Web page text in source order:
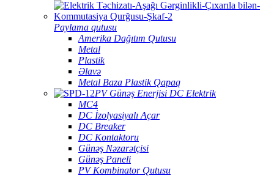
Paylama qutusu
Amerika Dağıtım Qutusu
Metal
Plastik
Əlavə
Metal Baza Plastik Qapaq
PV Günəş Enerjisi DC Elektrik
MC4
DC İzolyasiyalı Açar
DC Breaker
DC Kontaktoru
Günəş Nəzarətçisi
Günəş Paneli
PV Kombinator Qutusu